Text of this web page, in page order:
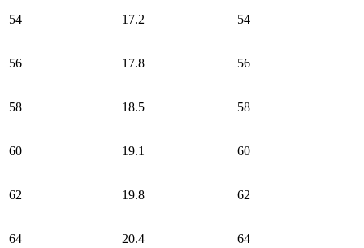
54 17.2 54
56 17.8 56
58 18.5 58
60 19.1 60
62 19.8 62
64 20.4 64